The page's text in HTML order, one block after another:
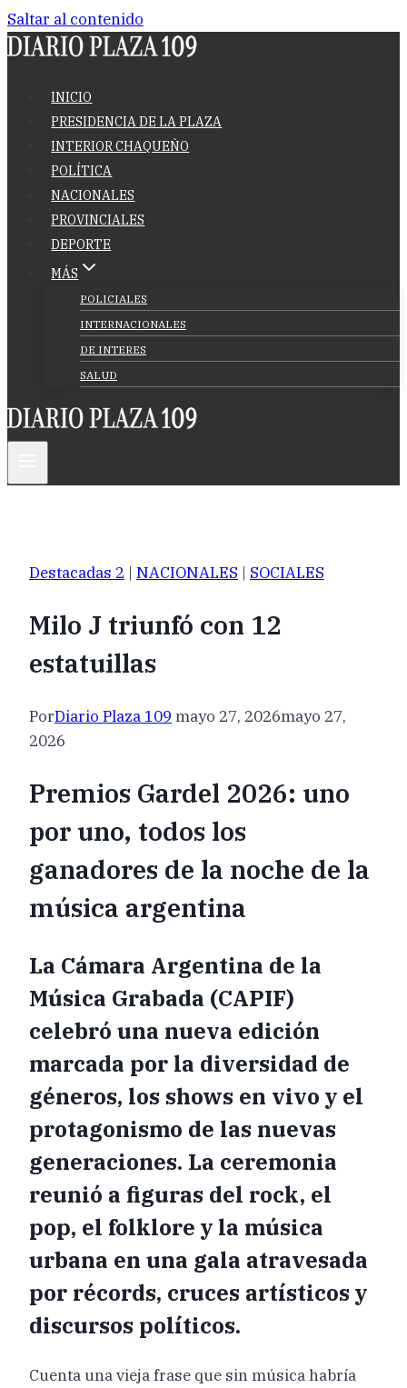
Saltar al contenido
INICIO
PRESIDENCIA DE LA PLAZA
INTERIOR CHAQUEÑO
POLÍTICA
NACIONALES
PROVINCIALES
DEPORTE
MÁS
POLICIALES
INTERNACIONALES
DE INTERES
SALUD
Destacadas 2 | NACIONALES | SOCIALES
Milo J triunfó con 12
estatuillas
PorDiario Plaza 109 mayo 27, 2026mayo 27,
2026
Premios Gardel 2026: uno
por uno, todos los
ganadores de la noche de la
música argentina
La Cámara Argentina de la
Música Grabada (CAPIF)
celebró una nueva edición
marcada por la diversidad de
géneros, los shows en vivo y el
protagonismo de las nuevas
generaciones. La ceremonia
reunió a figuras del rock, el
pop, el folklore y la música
urbana en una gala atravesada
por récords, cruces artísticos y
discursos políticos.
Cuenta una vieja frase que sin música habría